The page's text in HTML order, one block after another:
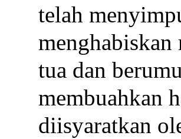
telah
tua dan
membuahkan
diisyaratkan